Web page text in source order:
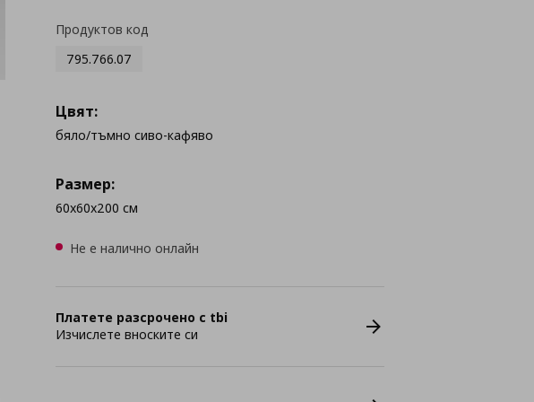
Продуктов код
795.766.07
Цвят:
бяло/тъмно сиво-кафявo
Размер:
60x60x200 см
Не е налично онлайн
Платете разсрочено с tbi
Изчислете вноските си